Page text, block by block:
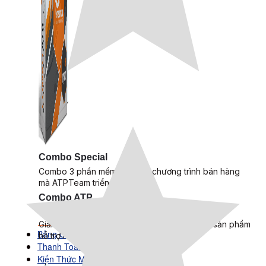
Combo Special
Combo 3 phần mềm tự chọn: chương trình bán hàng
mà ATPTeam triển khai.
Xem thêm phần mềm khác
Bảng Giá
Thanh Toán
Kiến Thức Marketing
Combo ATP
Giải pháp Combo ATP là tổng hợp tất cả các sản phẩm
hỗ trợ KDOL.